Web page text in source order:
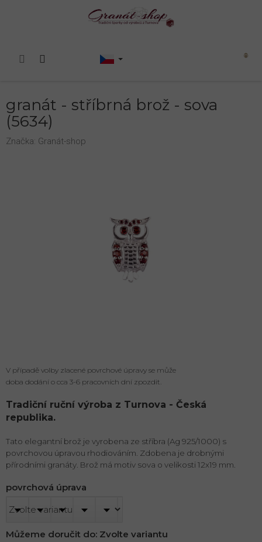
Nákupní
granát - stříbrná brož - sova
(5634)
Značka: Granát-shop
povrchová úprava
Můžeme doručit do: Zvolte variantu
V případě volby zlacené povrchové úpravy se může
doba dodání o cca 3-6 pracovních dní zpozdit.
Tradiční ruční výroba z Turnova - Česká
republika.
Tato elegantní brož je vyrobena ze stříbra (Ag 925/1000) s
povrchovou úpravou rhodiováním. Zdobena je drobnými
přírodními granáty. Brož má motiv sova o velikosti 12x19 mm.